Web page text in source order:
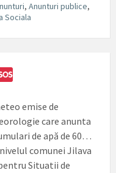
, Anunturi publice,
Sociala
emise de
care anunta
de apă de 60…
comunei Jilava
Situatii de